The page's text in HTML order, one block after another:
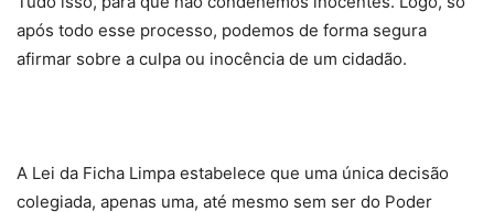
após todo esse processo, podemos de forma segura
afirmar sobre a culpa ou inocência de um cidadão.
A Lei da Ficha Limpa estabelece que uma única decisão
colegiada, apenas uma, até mesmo sem ser do Poder